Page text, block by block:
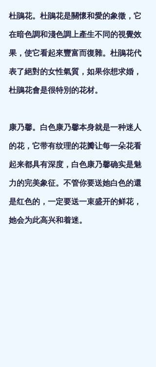
杜鵑花。杜鵑花是關懷和愛的象徵，它
在暗色調和淺色調上產生不同的視覺效
果，使它看起來豐富而復雜。杜鵑花代
表了絕對的女性氣質，如果你想求婚，
杜鵑花會是很特別的花材。
康乃馨。白色康乃馨本身就是一种迷人
的花，它带有纹理的花瓣让每一朵花看
起来都具有深度，白色康乃馨确实是魅
力的完美象征。不管你要送她白色的還
是红色的，一定要送一束盛开的鲜花，
她会为此高兴和着迷。